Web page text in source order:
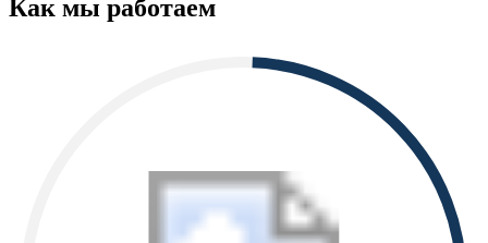
Как мы работаем